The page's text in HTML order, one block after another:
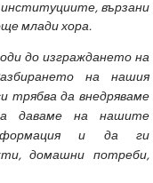
вързани
млади хора.
до изграждането на
на нашия
трябва да внедряваме
даваме на нашите
и да ги
домашни потреби,